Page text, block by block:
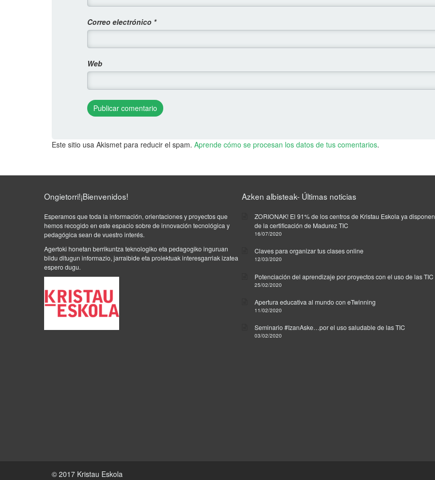
Correo electrónico *
Web
Este sitio usa Akismet para reducir el spam. Aprende cómo se procesan los datos de tus comentarios.
Ongietorri!¡Bienvenidos!
Esperamos que toda la información, orientaciones y proyectos que
hemos recogido en este espacio sobre de innovación tecnológica y
pedagógica sean de vuestro interés.
Agertoki honetan berrikuntza teknologiko eta pedagogiko inguruan
bildu ditugun informazio, jarraibide eta proiektuak interesgarriak izatea
espero dugu.
Azken albisteak- Últimas noticias
ZORIONAK! El 91% de los centros de Kristau Eskola ya disponen
de la certificación de Madurez TIC
16/07/2020
Claves para organizar tus clases online
12/03/2020
Potenciación del aprendizaje por proyectos con el uso de las TIC
25/02/2020
Apertura educativa al mundo con eTwinning
11/02/2020
Seminario #IzanAske…por el uso saludable de las TIC
03/02/2020
© 2017 Kristau Eskola